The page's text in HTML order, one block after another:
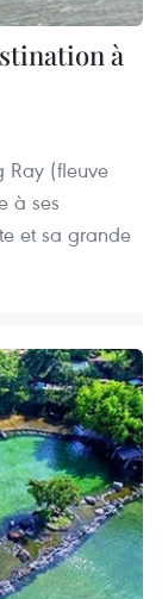
à
Ray (fleuve
à ses
et sa grande